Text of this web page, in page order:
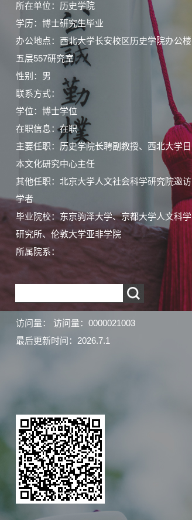
所在单位：历史学院
学历：博士研究生毕业
办公地点：西北大学长安校区历史学院办公楼
五层557研究室
性别：男
联系方式：
学位：博士学位
在职信息：在职
主要任职：历史学院长聘副教授、西北大学日
本文化研究中心主任
其他任职：北京大学人文社会科学研究院邀访
学者
毕业院校：东京驹泽大学、京都大学人文科学
研究所、伦敦大学亚非学院
所属院系：
访问量： 访问量： 0000021003
最后更新时间： 2026.7.1